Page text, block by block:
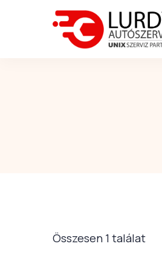
Összesen 1 találat